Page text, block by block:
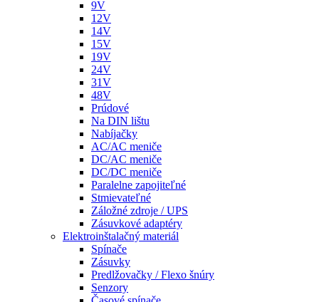
9V
12V
14V
15V
19V
24V
31V
48V
Prúdové
Na DIN lištu
Nabíjačky
AC/AC meniče
DC/AC meniče
DC/DC meniče
Paralelne zapojiteľné
Stmievateľné
Záložné zdroje / UPS
Zásuvkové adaptéry
Elektroinštalačný materiál
Spínače
Zásuvky
Predlžovačky / Flexo šnúry
Senzory